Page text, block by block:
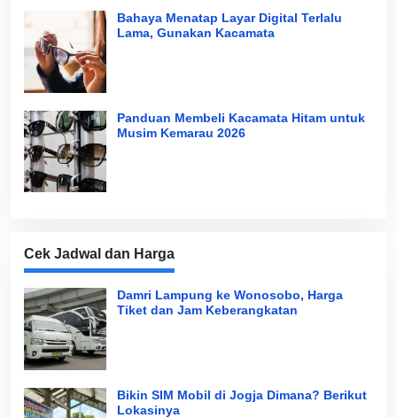
Bahaya Menatap Layar Digital Terlalu
Lama, Gunakan Kacamata
Panduan Membeli Kacamata Hitam untuk
Musim Kemarau 2026
Cek Jadwal dan Harga
Damri Lampung ke Wonosobo, Harga
Tiket dan Jam Keberangkatan
Bikin SIM Mobil di Jogja Dimana? Berikut
Lokasinya